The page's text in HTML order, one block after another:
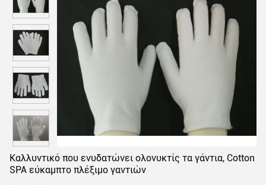
Καλλυντικό που ενυδατώνει ολονυκτίς τα γάντια, Cotton
SPA εύκαμπτο πλέξιμο γαντιών